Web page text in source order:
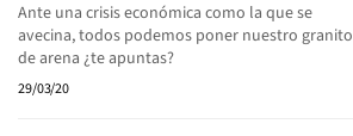
Ante una crisis económica como la que se
avecina, todos podemos poner nuestro granito
de arena ¿te apuntas?
29/03/20